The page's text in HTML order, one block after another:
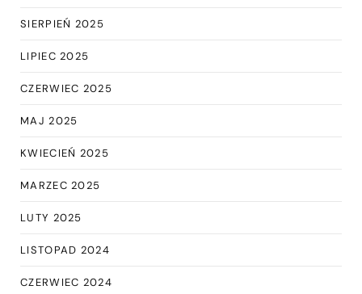
SIERPIEŃ 2025
LIPIEC 2025
CZERWIEC 2025
MAJ 2025
KWIECIEŃ 2025
MARZEC 2025
LUTY 2025
LISTOPAD 2024
CZERWIEC 2024